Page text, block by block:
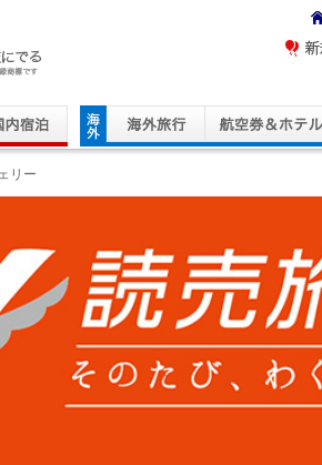
リー